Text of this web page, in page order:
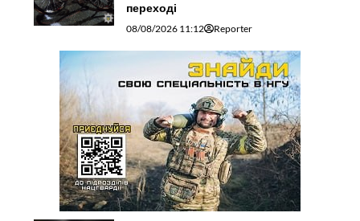
переході
08/08/2026 11:12 Reporter